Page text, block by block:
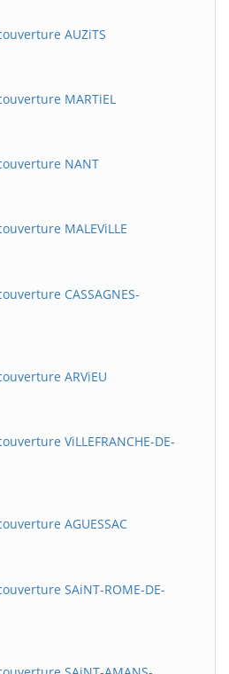
AUZiTS
MARTiEL
NANT
MALEViLLE
CASSAGNES-
ARViEU
ViLLEFRANCHE-DE-
AGUESSAC
SAiNT-ROME-DE-